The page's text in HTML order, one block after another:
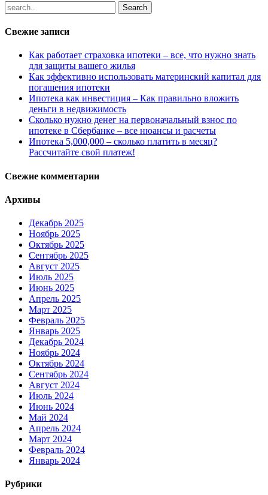
Свежие записи
Как работает страховка ипотеки – все, что нужно знать
для защиты вашего жилья
Как эффективно использовать материнский капитал для
погашения ипотеки
Ипотека как инвестиция – Как правильно вложить
деньги в недвижимость
Сколько нужно денег на первоначальный взнос по
ипотеке в Сбербанке – все нюансы и расчеты
Ипотека 5,000,000 – сколько платить в месяц?
Рассчитайте свой платеж!
Свежие комментарии
Архивы
Декабрь 2025
Ноябрь 2025
Октябрь 2025
Сентябрь 2025
Август 2025
Июль 2025
Июнь 2025
Апрель 2025
Март 2025
Февраль 2025
Январь 2025
Декабрь 2024
Ноябрь 2024
Октябрь 2024
Сентябрь 2024
Август 2024
Июль 2024
Июнь 2024
Май 2024
Апрель 2024
Март 2024
Февраль 2024
Январь 2024
Рубрики